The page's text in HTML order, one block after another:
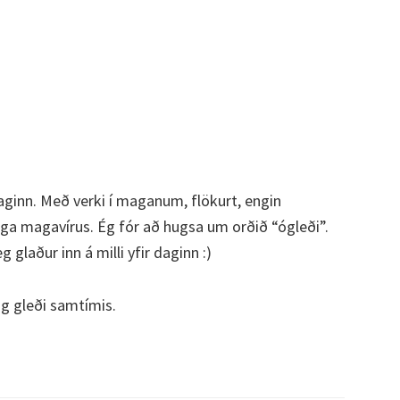
Með verki í maganum, flökurt, engin
magavírus. Ég fór að hugsa um orðið “ógleði”.
glaður inn á milli yfir daginn :)
gleði samtímis.